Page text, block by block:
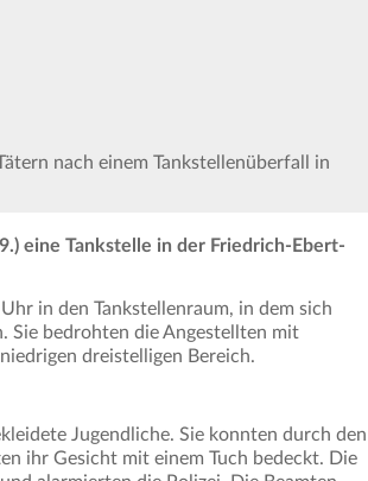
nach einem Tankstellenüberfall in
eine Tankstelle in der Friedrich-Ebert-
in den Tankstellenraum, in dem sich
Sie bedrohten die Angestellten mit
dreistelligen Bereich.
Jugendliche. Sie konnten durch den
ihr Gesicht mit einem Tuch bedeckt. Die